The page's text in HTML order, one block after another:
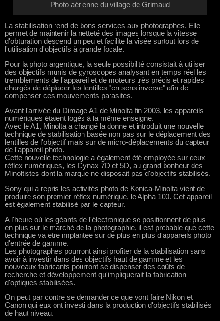
Photo aérienne du village de Grimaud
La stabilisation rend de bons services aux photographes. Elle
permet de maintenir la netteté des images lorsque la vitesse
d'obturation descend un peu et facilite la visée surtout lors de
l'utilisation d'objectifs à grande focale.
Pour la photo argentique, la seule possibilité consistait à utiliser
des objectifs munis de gyroscopes analysant en temps réel les
tremblements de l'appareil et de moteurs très précis et rapides
chargés de déplacer les lentilles "en sens inverse" afin de
compenser ces mouvements parasites.
Avant l'arrivée du Dimage A1 de Minolta fin 2003, les appareils
numériques étaient logés à la même enseigne.
Avec le A1, Minolta a changé la donne et introduit une nouvelle
technique de stabilisation basée non pas sur le déplacement des
lentilles de l'objectif mais sur de micro-déplacements du capteur
de l'appareil photo.
Cette nouvelle technologie a également été employée sur deux
réflex numériques, les Dynax 7D et 5D, au grand bonheur des
Minoltistes dont la marque ne disposait pas d'objectifs stabilisés.
Sony qui a repris les activités photo de Konica-Minolta vient de
produire son premier réflex numérique, le Alpha 100. Cet appareil
est également stabilisé par le capteur.
A l'heure où les géants de l'électronique se positionnent de plus
en plus sur le marché de la photographie, il est probable que cette
technique va être implantée sur de plus en plus d'appareils photo
d'entrée de gamme.
Les photographes pourront ainsi profiter de la stabilisation sans
avoir à investir dans des objectifs haut de gamme et les
nouveaux fabricants pourront se dispenser des coûts de
recherche et développement qu'impliquerait la fabrication
d'optiques stabilisées.
On peut par contre se demander ce que vont faire Nikon et
Canon qui eux ont investi dans la production d'objectifs stabilisés
de haut niveau.